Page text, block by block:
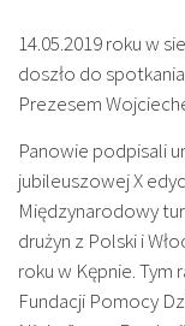
14.05.2019 roku w
doszło do
Prezesem
Panowie podpisali
jubileuszowej X
Międzynarodowy
drużyn z Polski i
roku w Kępnie. Tym
Fundacji Pomocy